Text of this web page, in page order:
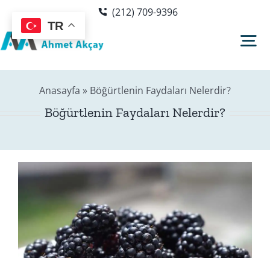
content
(212) 709-9396
Hakkımda
Blog
Editör
Anasayfa » Böğürtlenin Faydaları Nelerdir?
Böğürtlenin Faydaları Nelerdir?
TR